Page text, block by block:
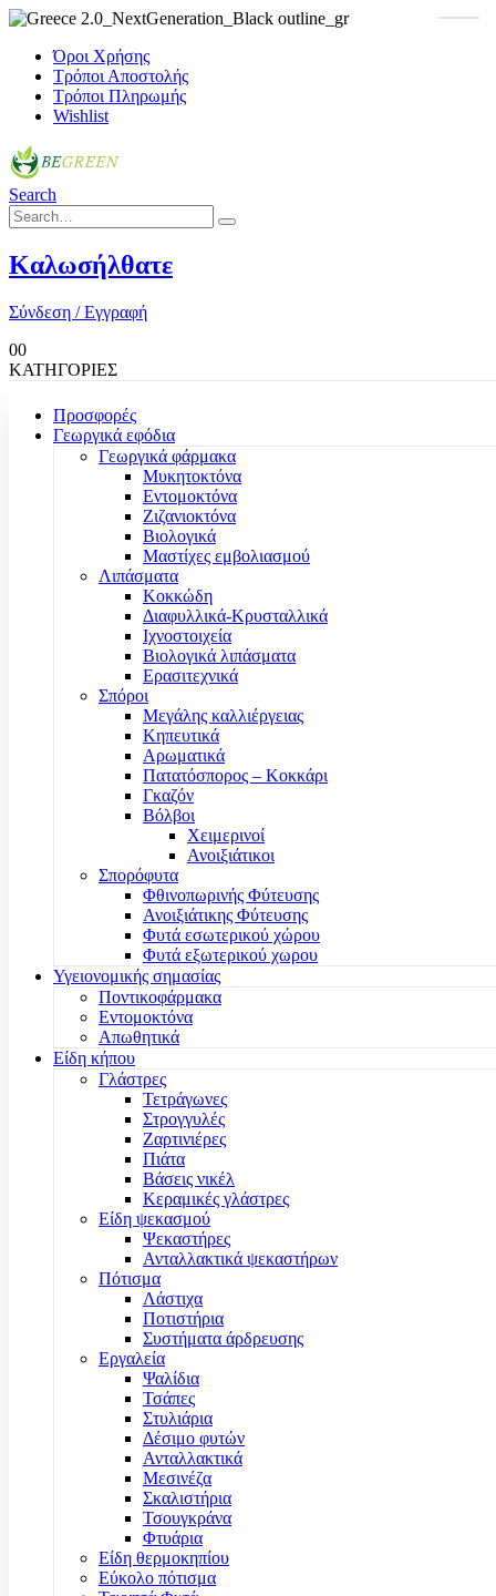
Όροι Χρήσης
Τρόποι Αποστολής
Τρόποι Πληρωμής
Wishlist
Search
Καλωσήλθατε
Σύνδεση / Εγγραφή
00
ΚΑΤΗΓΟΡΙΕΣ
Προσφορές
Γεωργικά εφόδια
Γεωργικά φάρμακα
Μυκητοκτόνα
Εντομοκτόνα
Ζιζανιοκτόνα
Βιολογικά
Μαστίχες εμβολιασμού
Λιπάσματα
Κοκκώδη
Διαφυλλικά-Κρυσταλλικά
Ιχνοστοιχεία
Βιολογικά λιπάσματα
Ερασιτεχνικά
Σπόροι
Μεγάλης καλλιέργειας
Κηπευτικά
Αρωματικά
Πατατόσπορος – Κοκκάρι
Γκαζόν
Βόλβοι
Χειμερινοί
Ανοιξιάτικοι
Σπορόφυτα
Φθινοπωρινής Φύτευσης
Ανοιξιάτικης Φύτευσης
Φυτά εσωτερικού χώρου
Φυτά εξωτερικού χωρου
Υγειονομικής σημασίας
Ποντικοφάρμακα
Εντομοκτόνα
Απωθητικά
Είδη κήπου
Γλάστρες
Τετράγωνες
Στρογγυλές
Ζαρτινιέρες
Πιάτα
Βάσεις νικέλ
Κεραμικές γλάστρες
Είδη ψεκασμού
Ψεκαστήρες
Ανταλλακτικά ψεκαστήρων
Πότισμα
Λάστιχα
Ποτιστήρια
Συστήματα άρδρευσης
Εργαλεία
Ψαλίδια
Τσάπες
Στυλιάρια
Δέσιμο φυτών
Ανταλλακτικά
Μεσινέζα
Σκαλιστήρια
Τσουγκράνα
Φτυάρια
Είδη θερμοκηπίου
Εύκολο πότισμα